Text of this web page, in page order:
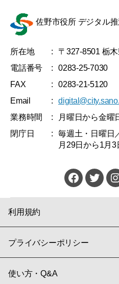
佐野市役所 デジタル
所在地 :
〒327-8501 栃
電話番号
:
0283-25-7030
FAX
:
0283-21-5120
Email
:
業務時間
:
月曜日から金曜
閉庁日
:
毎週土・日曜日
月29日から1月3
佐
野
Facebook
Twitter
利用規約
プライバシーポリシー
使い方・Q&A